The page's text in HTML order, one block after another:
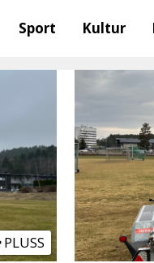
Sport Kultur
PLUSS